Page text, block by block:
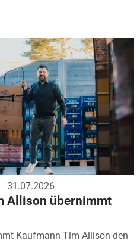
31.07.2026
Allison übernimmt
Kaufmann Tim Allison den